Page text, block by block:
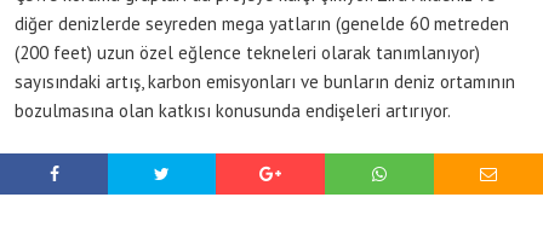
diğer denizlerde seyreden mega yatların (genelde 60 metreden
(200 feet) uzun özel eğlence tekneleri olarak tanımlanıyor)
sayısındaki artış, karbon emisyonları ve bunların deniz ortamının
bozulmasına olan katkısı konusunda endişeleri artırıyor.